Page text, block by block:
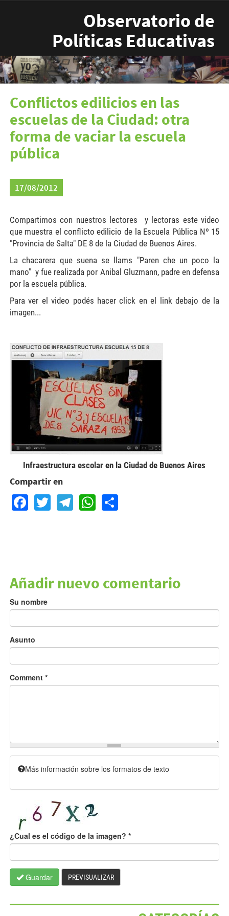
Observatorio de
Políticas Educativas
Conflictos edilicios en las
escuelas de la Ciudad: otra
forma de vaciar la escuela
pública
17/08/2012
Compartimos con nuestros lectores y lectoras este video
que muestra el conflicto edilicio de la Escuela Pública Nº 15
"Provincia de Salta" DE 8 de la Ciudad de Buenos Aires.
La chacarera que suena se llams "Paren che un poco la
mano" y fue realizada por Anibal Gluzmann, padre en defensa
por la escuela pública.
Para ver el video podés hacer click en el link debajo de la
imagen...
video-blog1-300x218.jpg
Infraestructura escolar en la Ciudad de Buenos Aires
Compartir en
Facebook
TwitterTelegram
WhatsApp
Share
Añadir nuevo comentario
Su nombre
Asunto
Comment *
Más información sobre los formatos de texto
¿Cual es el código de la imagen? *
Guardar PREVISUALIZAR